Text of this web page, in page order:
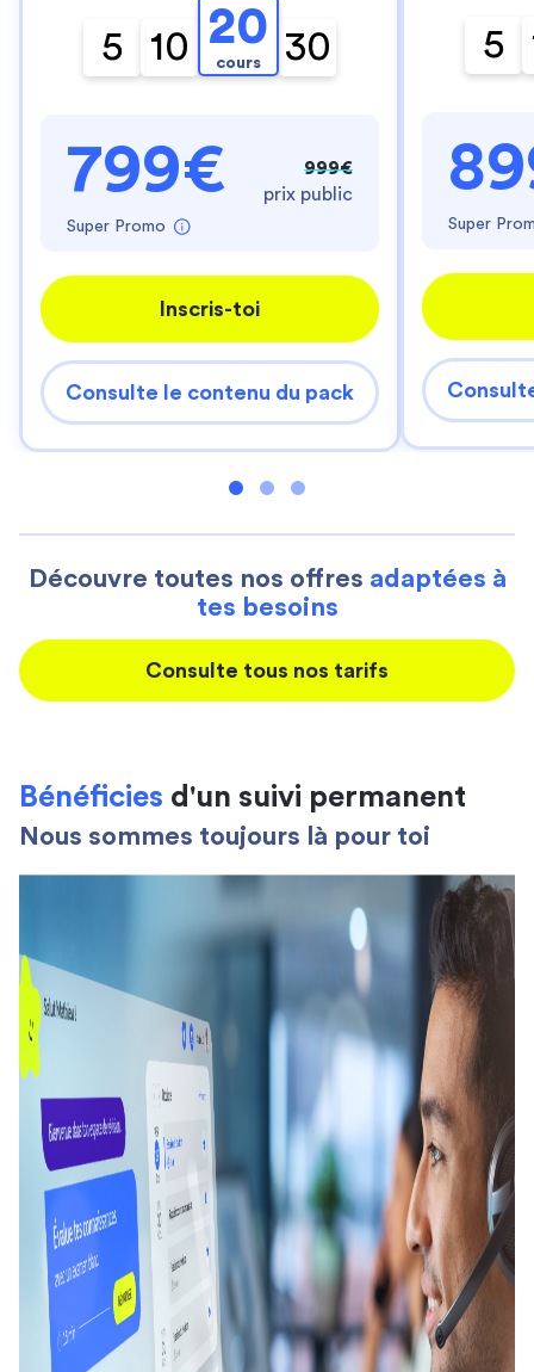
5 10 20
cours 30
799€
Super Promo
999€
prix public
Inscris-toi
Consulte le contenu du pack
5
Super
Découvre toutes nos offres adaptées à
tes besoins
Consulte tous nos tarifs
Bénéficies d'un suivi permanent
Nous sommes toujours là pour toi